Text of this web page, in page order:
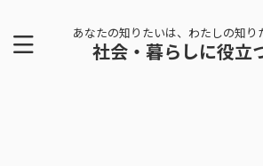
あなたの知りたいは、わたしの知り
社会・暮らしに役立